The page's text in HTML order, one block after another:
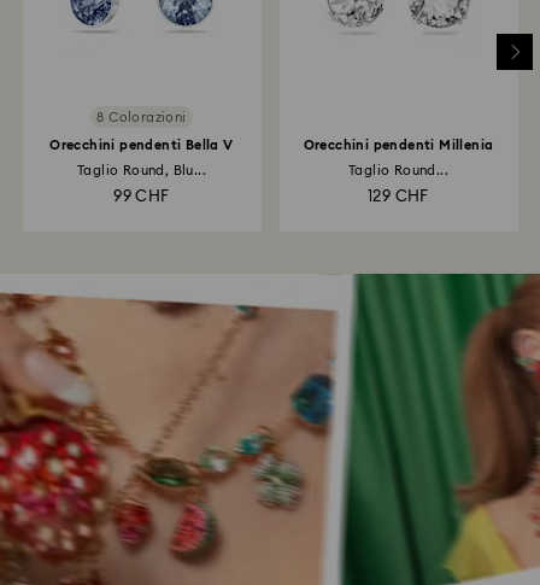
8 Colorazioni
Orecchini pendenti Bella V
Taglio Round, Blu...
99 CHF
Orecchini pendenti Millenia
Taglio Round...
129 CHF